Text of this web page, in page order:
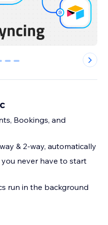
3 4
Bookings, and
& 2-way, automatically
never have to start
run in the background